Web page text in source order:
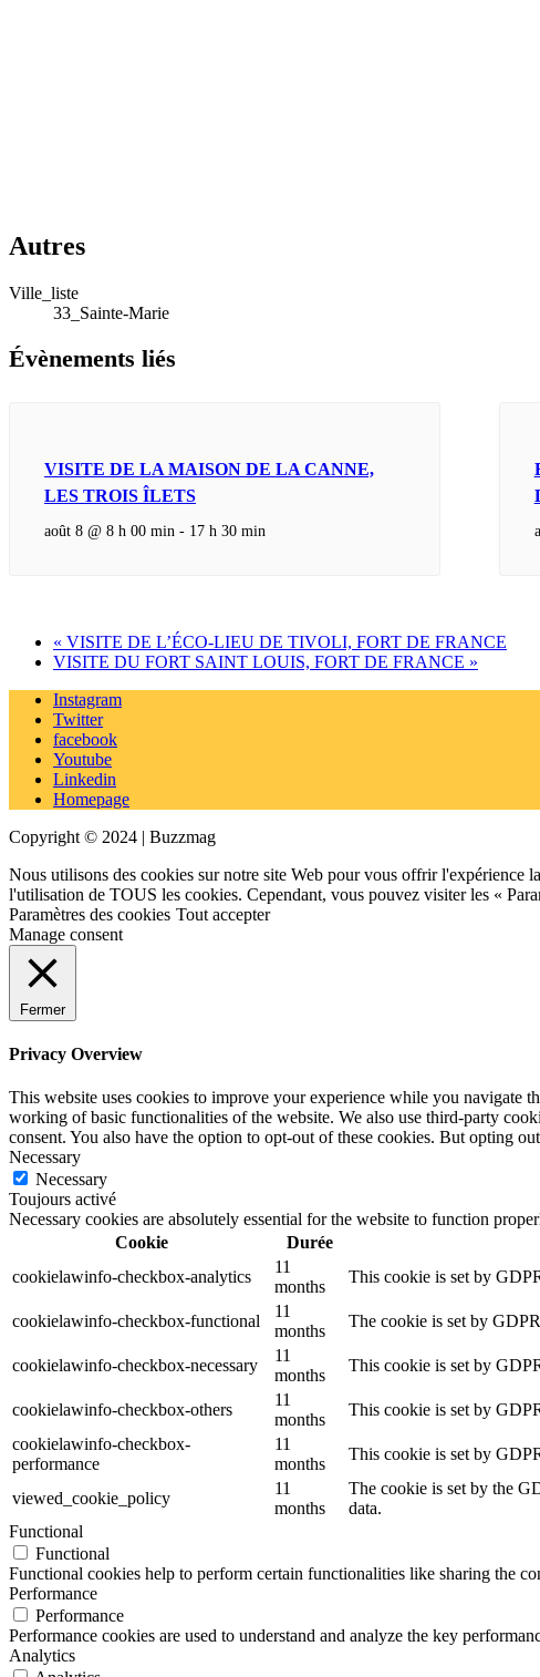
Autres
Ville_liste
33_Sainte-Marie
Évènements liés
VISITE DE LA MAISON DE LA CANNE,
LES TROIS ÎLETS
août 8 @ 8 h 00 min - 17 h 30 min
« VISITE DE L’ÉCO-LIEU DE TIVOLI, FORT DE FRANCE
VISITE DU FORT SAINT LOUIS, FORT DE FRANCE »
Instagram
Twitter
facebook
Youtube
Linkedin
Homepage
Copyright © 2024 | Buzzmag
Nous utilisons des cookies sur notre site Web pour vous offrir l'expérience
l'utilisation de TOUS les cookies. Cependant, vous pouvez visiter les «
Paramètres des cookies Tout accepter
Manage consent
Fermer
Privacy Overview
This website uses cookies to improve your experience while you navigate
working of basic functionalities of the website. We also use third-party
consent. You also have the option to opt-out of these cookies. But opting
Necessary
Necessary
Toujours activé
Necessary cookies are absolutely essential for the website to function
Cookie
Durée
cookielawinfo-checkbox-analytics
11
months
This cookie is set by
cookielawinfo-checkbox-functional
11
months
The cookie is set by
cookielawinfo-checkbox-necessary
11
months
This cookie is set by
cookielawinfo-checkbox-others
11
months
This cookie is set by
cookielawinfo-checkbox-
performance
11
months
This cookie is set by
viewed_cookie_policy
11
months
The cookie is set by the
data.
Functional
Functional
Functional cookies help to perform certain functionalities like sharing the
Performance
Performance
Performance cookies are used to understand and analyze the key
Analytics